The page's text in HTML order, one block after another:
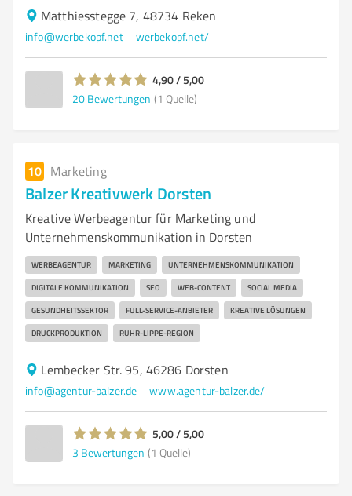
Matthiesstegge 7, 48734 Reken
info@werbekopf.net werbekopf.net/
4,90 / 5,00
20 Bewertungen (1 Quelle)
10 Marketing
Balzer Kreativwerk Dorsten
Kreative Werbeagentur für Marketing und
Unternehmenskommunikation in Dorsten
WERBEAGENTUR MARKETING UNTERNEHMENSKOMMUNIKATION
DIGITALE KOMMUNIKATION SEO WEB-CONTENT SOCIAL MEDIA
GESUNDHEITSSEKTOR FULL-SERVICE-ANBIETER KREATIVE LÖSUNGEN
DRUCKPRODUKTION RUHR-LIPPE-REGION
Lembecker Str. 95, 46286 Dorsten
info@agentur-balzer.de www.agentur-balzer.de/
5,00 / 5,00
3 Bewertungen (1 Quelle)